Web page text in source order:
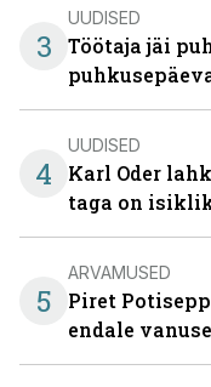
3
UUDISED
Töötaja jäi
4
UUDISED
Karl Oder
taga on
5
ARVAMUSED
Piret
endale